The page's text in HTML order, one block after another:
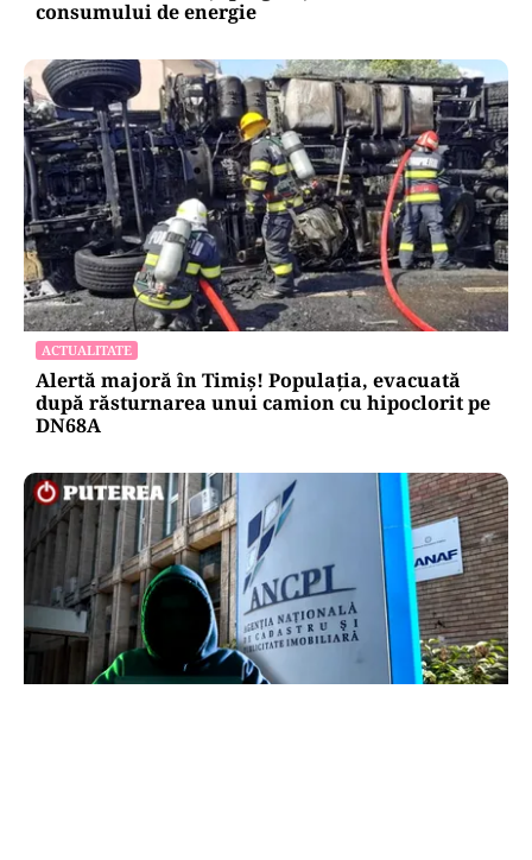
consumului de energie
ACTUALITATE
Alertă majoră în Timiș! Populația, evacuată
după răsturnarea unui camion cu hipoclorit pe
DN68A